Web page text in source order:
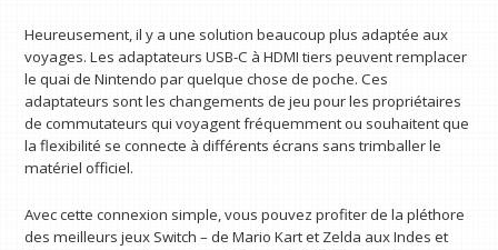
Heureusement, il y a une solution beaucoup plus adaptée aux
voyages. Les adaptateurs USB-C à HDMI tiers peuvent remplacer
le quai de Nintendo par quelque chose de poche. Ces
adaptateurs sont les changements de jeu pour les propriétaires
de commutateurs qui voyagent fréquemment ou souhaitent que
la flexibilité se connecte à différents écrans sans trimballer le
matériel officiel.
Avec cette connexion simple, vous pouvez profiter de la pléthore
des meilleurs jeux Switch – de Mario Kart et Zelda aux Indes et